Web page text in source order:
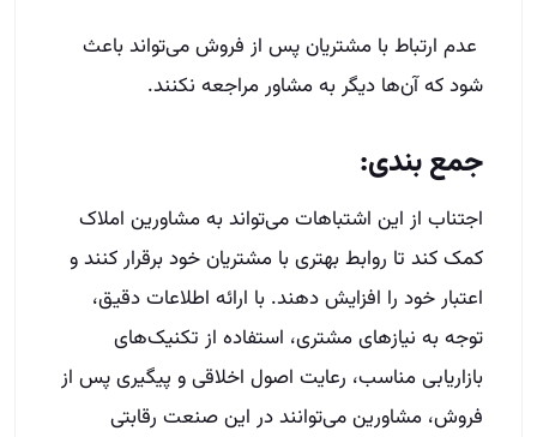
عدم ارتباط با مشتریان پس از فروش می‌تواند باعث
شود که آن‌ها دیگر به مشاور مراجعه نکنند.
جمع بندی:
اجتناب از این اشتباهات می‌تواند به مشاورین املاک
کمک کند تا روابط بهتری با مشتریان خود برقرار کنند و
اعتبار خود را افزایش دهند. با ارائه اطلاعات دقیق،
توجه به نیازهای مشتری، استفاده از تکنیک‌های
بازاریابی مناسب، رعایت اصول اخلاقی و پیگیری پس از
فروش، مشاورین می‌توانند در این صنعت رقابتی